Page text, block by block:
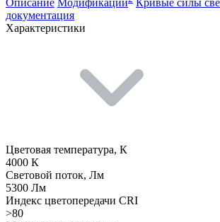
Описание Модификации Кривые силы
документация
Характеристики
Цветовая температура, К
4000 К
Световой поток, Лм
5300 Лм
Индекс цветопередачи CRI
>80